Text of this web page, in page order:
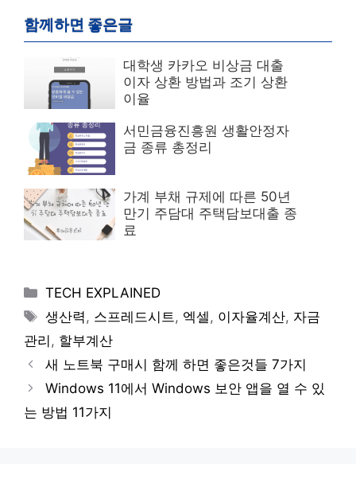
함께하면 좋은글
대학생 카카오 비상금 대출
이자 상환 방법과 조기 상환
이율
서민금융진흥원 생활안정자
금 종류 총정리
가계 부채 규제에 따른 50년
만기 주담대 주택담보대출 종
료
Categories
TECH EXPLAINED
Tags
생산력, 스프레드시트, 엑셀, 이자율계산, 자금
관리 , 할부계산
새 노트북 구매시 함께 하면 좋은것들 7가지
Windows 11에서 Windows 보안 앱을 열 수 있
는 방법 11가지